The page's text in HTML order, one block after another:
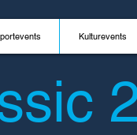
Kulturevents